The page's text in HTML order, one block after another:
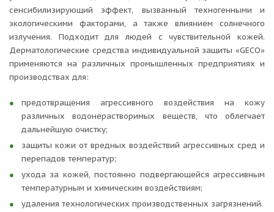
сенсибилизирующий эффект, вызванный техногенными и
экологическими факторами, а также влиянием солнечного
излучения. Подходит для людей с чувствительной кожей.
Дерматологические средства индивидуальной защиты «GEСO»
применяются на различных промышленных предприятиях и
производствах для:
предотвращения агрессивного воздействия на кожу
различных водонерастворимых веществ, что облегчает
дальнейшую очистку;
защиты кожи от вредных воздействий агрессивных сред и
перепадов температур;
ухода за кожей, постоянно подвергающейся агрессивным
температурным и химическим воздействиям;
удаления технологических производственных загрязнений.